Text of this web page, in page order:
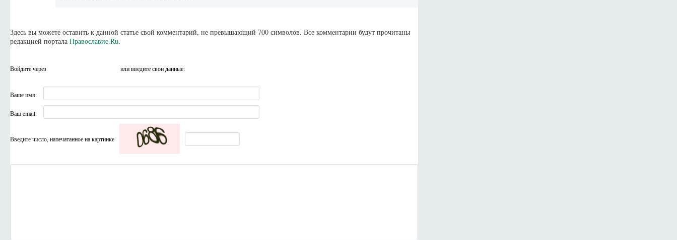
Здесь вы можете оставить к данной статье свой комментарий, не превышающий 700 символов. Все комментарии будут прочитаны
редакцией портала Православие.Ru.
Войдите через или введите свои данные:
Ваше имя:
Ваш email:
Введите число, напечатанное на картинке